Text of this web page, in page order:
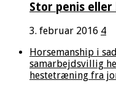
Stor penis
3. februar 2016 4
Horsemanship i
samarbejdsvillig
hestetræning fra